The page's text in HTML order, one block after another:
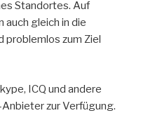
Standortes. Auf
gleich in die
problemlos zum Ziel
ICQ und andere
zur Verfügung.